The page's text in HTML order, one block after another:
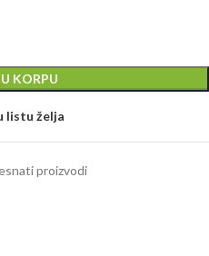
KORPU
listu želja
proizvodi